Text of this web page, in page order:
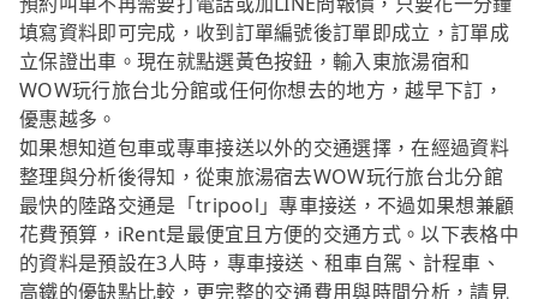
填寫資料即可完成，收到訂單編號後訂單即成立，訂單成
立保證出車。現在就點選黃色按鈕，輸入東旅湯宿和
WOW玩行旅台北分館或任何你想去的地方，越早下訂，
優惠越多。
如果想知道包車或專車接送以外的交通選擇，在經過資料
整理與分析後得知，從東旅湯宿去WOW玩行旅台北分館
最快的陸路交通是「tripool」專車接送，不過如果想兼顧
花費預算，iRent是最便宜且方便的交通方式。以下表格中
的資料是預設在3人時，專車接送、租車自駕、計程車、
高鐵的優缺點比較，更完整的交通費用與時間分析，請見